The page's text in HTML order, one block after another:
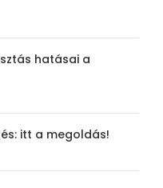
hatásai a
itt a megoldás!